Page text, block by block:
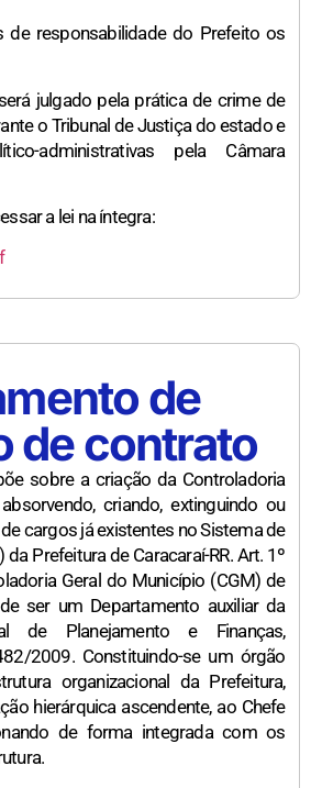
de responsabilidade do Prefeito os
julgado pela prática de crime de
o Tribunal de Justiça do estado e
administrativas pela Câmara
a lei na íntegra:
de
de contrato
sobre a criação da Controladoria
criando, extinguindo ou
cargos já existentes no Sistema de
Prefeitura de Caracaraí-RR. Art. 1º
Geral do Município (CGM) de
ser um Departamento auxiliar da
de Planejamento e Finanças,
2009. Constituindo-se um órgão
organizacional da Prefeitura,
hierárquica ascendente, ao Chefe
de forma integrada com os